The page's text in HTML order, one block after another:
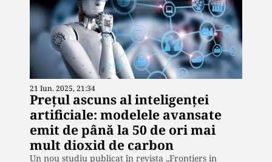
21 Iun. 2025, 21:34
Prețul ascuns al inteligenței
artificiale: modelele avansate
emit de până la 50 de ori mai
mult dioxid de carbon
Un nou studiu publicat în revista „Frontiers in